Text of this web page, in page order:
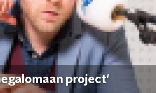
project'